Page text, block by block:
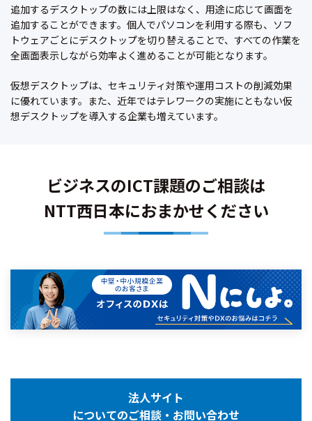
追加するデスクトップの数には上限はなく、用途に応じて画面を
追加することができます。個人でパソコンを利用する際も、ソフ
トウェアごとにデスクトップを切り替えることで、すべての作業を
全画面表示しながら効率よく進めることが可能となります。
仮想デスクトップは、セキュリティ対策や運用コストの削減効果
に優れています。また、近年ではテレワークの実施にともない仮
想デスクトップを導入する企業も増えています。
ビジネスのICT課題のご相談は
NTT西日本におまかせください
法人サイト
についてのご相談・お問い合わせ